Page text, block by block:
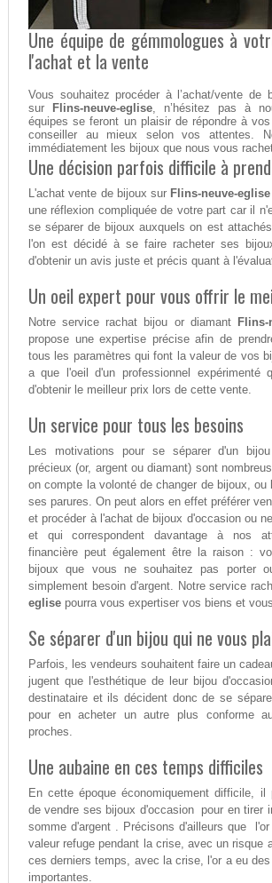
Une équipe de gémmologues à
l'achat et la vente
Vous souhaitez procéder à l’achat/vente de
sur
Flins-neuve-eglise, n’hésitez pas à
équipes se feront un plaisir de répondre à
conseiller au mieux selon vos attentes.
immédiatement les bijoux que nous vous
Une décision parfois difficile à
L'achat vente de bijoux sur Flins-neuve-eglise
une réflexion compliquée de votre part car il
se séparer de bijoux auxquels on est
l'on est décidé à se faire racheter ses
d'obtenir un avis juste et précis quant à
Un oeil expert pour vous offrir le
Notre service rachat bijou or diamant Flins-
propose une expertise précise afin de
tous les paramètres qui font la valeur de vos
a que l'oeil d'un professionnel expérimenté
d'obtenir le meilleur prix lors de cette vente.
Un service pour tous les besoins
Les motivations pour se séparer d'un
précieux (or, argent ou diamant) sont
on compte la volonté de changer de bijoux, ou
ses parures. On peut alors en effet préférer
et procéder à l'achat de bijoux d'occasion ou
et qui correspondent davantage à nos
financière peut également être la raison :
bijoux que vous ne souhaitez pas porter
simplement besoin d'argent. Notre service
eglisepourra vous expertiser vos biens et
Se séparer d'un bijou qui ne vous
Parfois, les vendeurs souhaitent faire un
jugent que l'esthétique de leur bijou
destinataire et ils décident donc de se
pour en acheter un autre plus conforme
proches.
Une aubaine en ces temps difficiles
En cette époque économiquement difficile, il
de vendre ses bijoux d'occasion pour en tirer
somme d'argent . Précisons d'ailleurs que
valeur refuge pendant la crise, avec un risque
ces derniers temps, avec la crise, l'or a eu
importantes.